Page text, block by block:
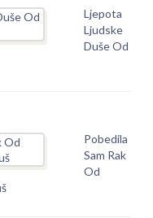
Ljepota
Ljudske
Duše Od
Pobedila
Sam Rak
Od